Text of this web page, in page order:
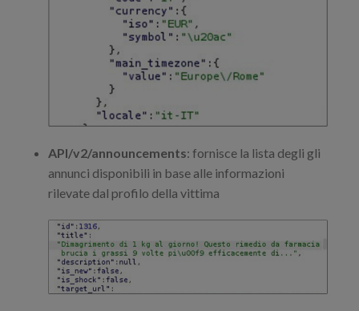
API/v2/announcements: fornisce la lista degli gli
annunci disponibili in base alle informazioni
rilevate dal profilo della vittima